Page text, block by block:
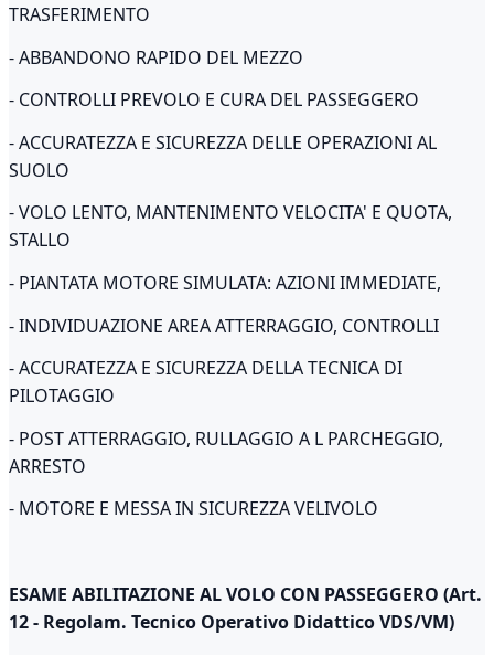
TRASFERIMENTO
- ABBANDONO RAPIDO DEL MEZZO
- CONTROLLI PREVOLO E CURA DEL PASSEGGERO
- ACCURATEZZA E SICUREZZA DELLE OPERAZIONI AL
SUOLO
- VOLO LENTO, MANTENIMENTO VELOCITA' E QUOTA,
STALLO
- PIANTATA MOTORE SIMULATA: AZIONI IMMEDIATE,
- INDIVIDUAZIONE AREA ATTERRAGGIO, CONTROLLI
- ACCURATEZZA E SICUREZZA DELLA TECNICA DI
PILOTAGGIO
- POST ATTERRAGGIO, RULLAGGIO A L PARCHEGGIO,
ARRESTO
- MOTORE E MESSA IN SICUREZZA VELIVOLO
ESAME ABILITAZIONE AL VOLO CON PASSEGGERO (Art.
12 - Regolam. Tecnico Operativo Didattico VDS/VM)